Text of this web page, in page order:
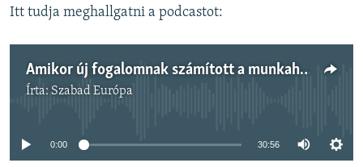
Itt tudja meghallgatni a podcastot:
Amikor új fogalomnak számított a munkahelyi zaklatás - archív műsor a női egyenjogúságról
Írta: Szabad Európa
Jelenleg nincs elérhető tartalom
0:00 30:56